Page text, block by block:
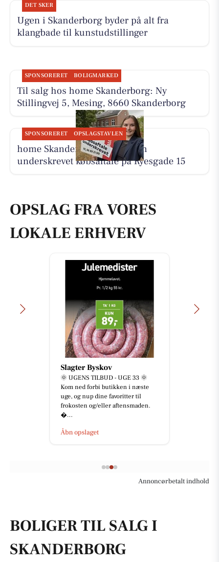
DET SKER
Ugen i Skanderborg byder på alt fra
klangbade til kunstudstillinger
SPONSORERET BOLIGMARKED
Til salg hos home Skanderborg: Ny
Stillingvej 5, Mesing, 8660 Skanderborg
SPONSORERET OPSLAGSTAVLEN
home Skanderborg melder om
underskrevet købsaftale på Ryesgade 15
OPSLAG FRA VORES
LOKALE ERHVERV
Slagter Byskov
🌞 UGENS TILBUD - UGE 33 🌞
Kom ned forbi butikken i næste
uge, og nup dine favoritter til
frokosten og/eller aftensmaden.
...
Åbn opslaget
Annoncørbetalt indhold
BOLIGER TIL SALG I
SKANDERBORG